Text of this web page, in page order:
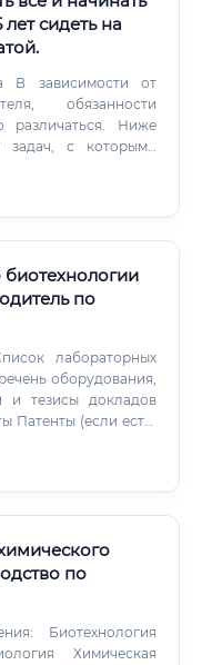
сидеть на
В зависимости от
обязанности
различаться. Ниже
задач, с которыми
не только «учёный
биотехнологии
по
начала карьеры
в
— Российская
по